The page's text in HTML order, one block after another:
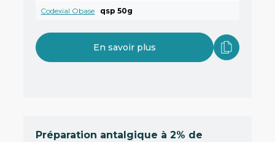
Codexial Obase qsp 50g
En savoir plus
Préparation antalgique à 2% de